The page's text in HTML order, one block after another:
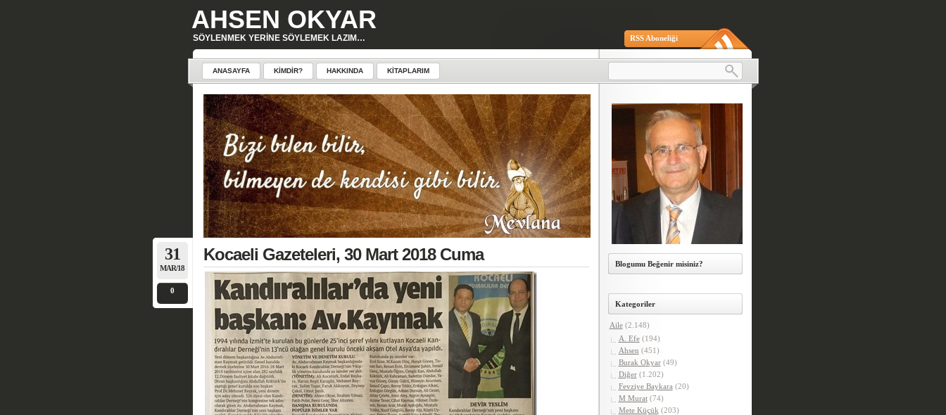
AHSEN OKYAR
SÖYLENMEK YERINE SÖYLEMEK LAZIM… RSS Aboneliği
ANASAYFA KIMDIR? HAKKINDA KITAPLARIM
31
MAR/18
0
Kocaeli Gazeteleri, 30 Mart 2018 Cuma
Blogumu Beğenir misiniz?
Kategoriler
Aile(2.148)
A. Efe(194)
Ahsen (451)
Burak Okyar(49)
Diğer(1.202)
Fevziye Baykara (20)
M Murat(74)
Mete Küçük (203)